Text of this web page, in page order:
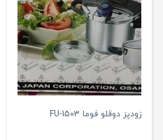
زودپز دوقلو فوما FU-1503